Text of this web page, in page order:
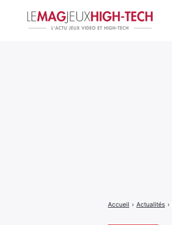
Accueil › Actualités ›